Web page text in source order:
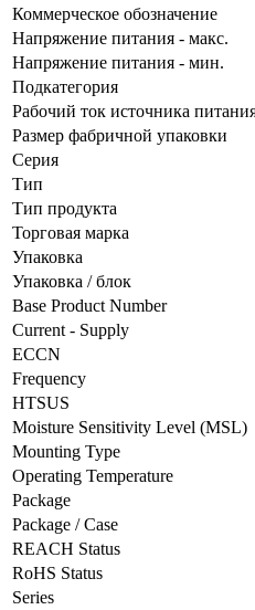
Коммерческое обозначение
Напряжение питания - макс.
Напряжение питания - мин.
Подкатегория
Рабочий ток источника
Размер фабричной упаковки
Серия
Тип
Тип продукта
Торговая марка
Упаковка
Упаковка / блок
Base Product Number
Current - Supply
ECCN
Frequency
HTSUS
Moisture Sensitivity Level (MSL)
Mounting Type
Operating Temperature
Package
Package / Case
REACH Status
RoHS Status
Series